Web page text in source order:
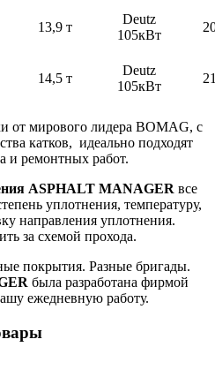
13,9 т
Deutz
105кВт
14,5 т
Deutz
105кВт
от мирового лидера BOMAG, с
катков, идеально подходят
и ремонтных работ.
ASPHALT MANAGER все
уплотнения, температуру,
направления уплотнения.
за схемой прохода.
покрытия. Разные бригады.
была разработана фирмой
ежедневную работу.